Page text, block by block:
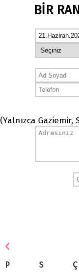
BİR
(Yalnızca Gaziemir,
P S Ç